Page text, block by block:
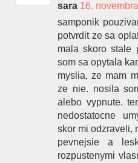
sara 16.
samponik
potvrdit ze sa
mala skoro stale
som sa opytala
myslia, ze mam
ze nie. nosila
alebo vypnute.
nedostatocne
skor mi odzraveli,
pevnejsie a
rozpustenymi